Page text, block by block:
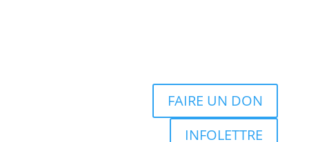
FAIRE UN DON
INFOLETTRE